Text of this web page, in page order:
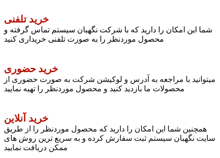
خرید تلفنی
شما این امکان را دارید که با شرکت نگهبان سیستم تماس گرفته و
محصول موردنظر را به صورت تلفنی خریداری کنید
خرید حضوری
میتوانید با مراجعه به آدرس و لوکیشن شرکت به صورت حضوری از
محصولات ما بازدید کنید و محصول موردنظر را تهیه نمایید
خرید آنلاین
همچنین شما این امکان را دارید که محصول موردنظر را از طریق
سایت نگهبان سیستم ثبت سفارش کرده و به سریع ترین روش های
ممکن دریافت نمایید